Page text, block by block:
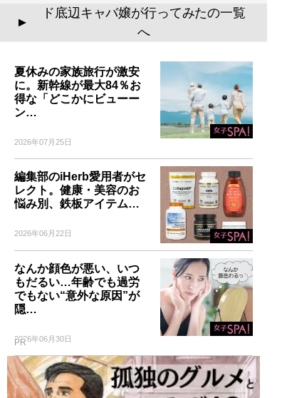
▲
ド底辺キャバ嬢が行ってみたの一覧
へ
夏休みの家族旅行が激安
に。新幹線が最大84％お
得な「どこかにビューー
ン…
2026年07月25日
編集部のiHerb愛用者がセ
レクト。健康・美容のお
悩み別、鉄板アイテム…
2026年06月22日
なんか顔色が悪い、いつ
もだるい…年齢でも過労
でもない“意外な原因”が
隠…
2026年06月30日
PR